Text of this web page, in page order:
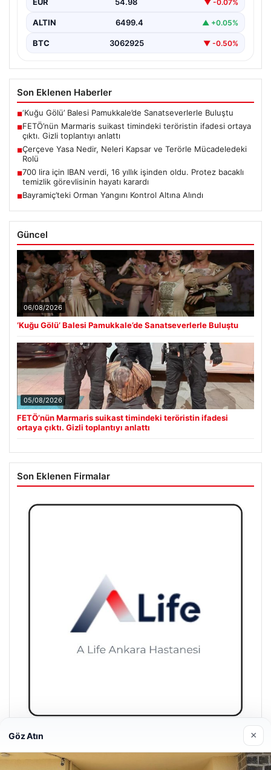
ALTIN 6499.4 ▲ +0.05%
BTC 3062925 ▼ -0.50%
Son Eklenen Haberler
■‘Kuğu Gölü’ Balesi Pamukkale’de Sanatseverlerle Buluştu
■FETÖ’nün Marmaris suikast timindeki teröristin ifadesi ortaya
çıktı. Gizli toplantıyı anlattı
■Çerçeve Yasa Nedir, Neleri Kapsar ve Terörle Mücadeledeki
Rolü
■700 lira için IBAN verdi, 16 yıllık işinden oldu. Protez bacaklı
temizlik görevlisinin hayatı karardı
■Bayramiç’teki Orman Yangını Kontrol Altına Alındı
Güncel
06/08/2026
‘Kuğu Gölü’ Balesi Pamukkale’de Sanatseverlerle Buluştu
05/08/2026
FETÖ’nün Marmaris suikast timindeki teröristin ifadesi
ortaya çıktı. Gizli toplantıyı anlattı
Son Eklenen Firmalar
A Life Ankara Hastanesi
27/03/2026
Göz Atın ×